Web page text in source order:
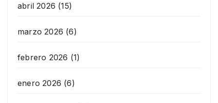
abril 2026 (15)
marzo 2026 (6)
febrero 2026 (1)
enero 2026 (6)